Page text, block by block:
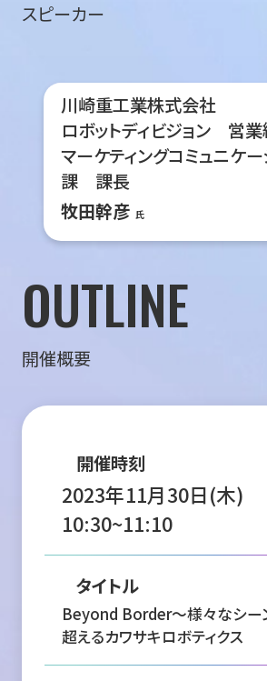
スピーカー
川崎重工業株式会社
ロボットディビジョン 営
マーケティングコミュニケー
課 課長
牧田幹彦 氏
OUTLINE
開催概要
開催時刻
2023年11月30日(木)
10:30~11:10
タイトル
Beyond Border～様々なシー
超えるカワサキロボティクス